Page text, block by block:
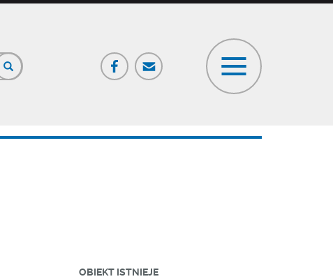
FacebookPoczta
OBIEKT ISTNIEJE